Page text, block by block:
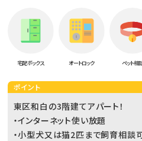
宅配ボックス オートロック ペット相
ポイント
東区和白の3階建てアパート！
・インターネット使い放題
・小型犬又は猫2匹まで飼育相談